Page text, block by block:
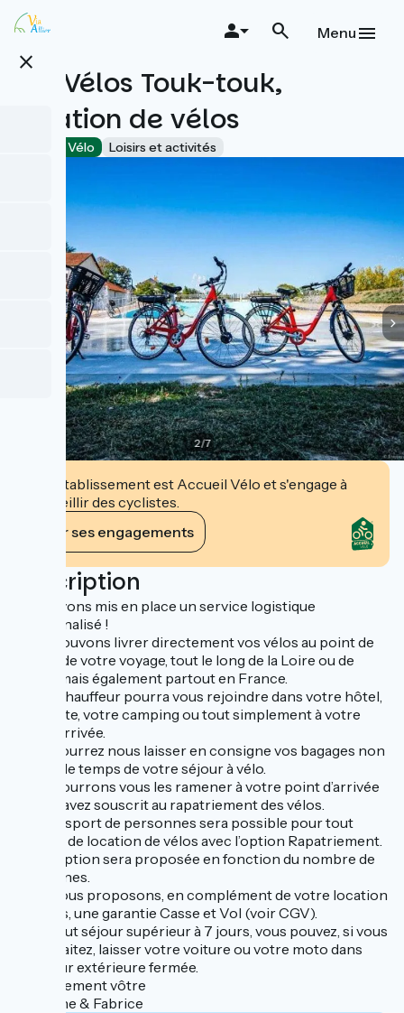
Aller
au
principal
close
Menu
Les Vélos Touk-touk,
location de vélos
Accueil Vélo Loisirs et activités
2/7
Cet établissement est Accueil Vélo et s'engage à
accueillir des cyclistes.
Voir ses engagements
Description
Nous avons mis en place un service logistique
personnalisé !
Nous pouvons livrer directement vos vélos au point de
départ de votre voyage, tout le long de la Loire ou de
l’Allier, mais également partout en France.
Notre chauffeur pourra vous rejoindre dans votre hôtel,
votre gite, votre camping ou tout simplement à votre
gare d’arrivée.
Vous pourrez nous laisser en consigne vos bagages non
utilisés le temps de votre séjour à vélo.
Nous pourrons vous les ramener à votre point d’arrivée
si vous avez souscrit au rapatriement des vélos.
Un transport de personnes sera possible pour tout
contrat de location de vélos avec l’option Rapatriement.
Cette option sera proposée en fonction du nombre de
personnes.
Nous vous proposons, en complément de votre location
de vélos, une garantie Casse et Vol (voir CGV).
Pour tout séjour supérieur à 7 jours, vous pouvez, si vous
le souhaitez, laisser votre voiture ou votre moto dans
une cour extérieure fermée.
Sportivement vôtre
Delphine & Fabrice